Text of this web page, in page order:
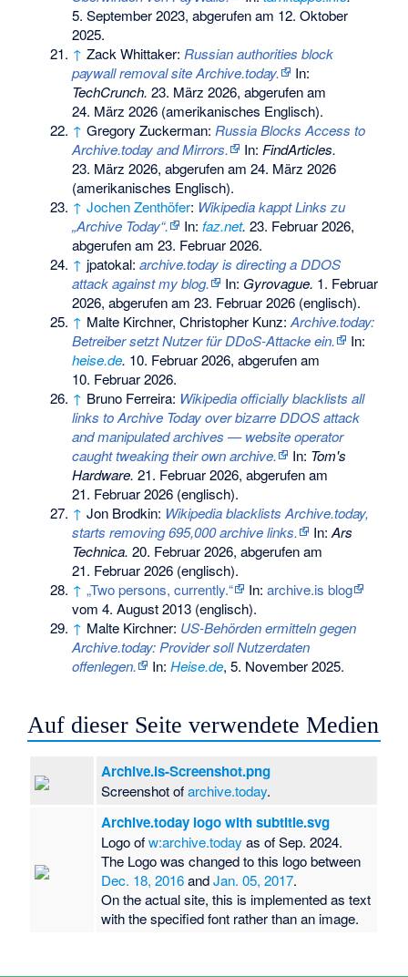
5. September 2023, abgerufen am 12. Oktober
2025.
↑ Zack Whittaker: Russian authorities block
paywall removal site Archive.today.
In:
TechCrunch. 23. März 2026, abgerufen am
24. März 2026 (amerikanisches Englisch).
↑ Gregory Zuckerman: Russia Blocks Access to
Archive.today and Mirrors.
In: FindArticles.
23. März 2026, abgerufen am 24. März 2026
(amerikanisches Englisch).
↑ Jochen Zenthöfer: Wikipedia kappt Links zu
„Archive Today“.
In:faz.net. 23. Februar 2026,
abgerufen am 23. Februar 2026.
↑ jpatokal:archive.today is directing a DDOS
attack against my blog.
In: Gyrovague. 1. Februar
2026, abgerufen am 23. Februar 2026 (englisch).
↑ Malte Kirchner, Christopher Kunz:Archive.today:
Betreiber setzt Nutzer für DDoS-Attacke ein.
In:
heise.de. 10. Februar 2026, abgerufen am
10. Februar 2026.
↑ Bruno Ferreira: Wikipedia officially blacklists all
links to Archive Today over bizarre DDOS attack
and manipulated archives — website operator
caught tweaking their own archive.
In: Tom's
Hardware. 21. Februar 2026, abgerufen am
21. Februar 2026 (englisch).
↑ Jon Brodkin: Wikipedia blacklists Archive.today,
starts removing 695,000 archive links.
In:Ars
Technica. 20. Februar 2026, abgerufen am
21. Februar 2026 (englisch).
↑ „Two persons, currently.“ In:archive.is blog
vom 4. August 2013 (englisch).
↑ Malte Kirchner: US-Behörden ermitteln gegen
Archive.today: Provider soll Nutzerdaten
offenlegen.
In:Heise.de, 5. November 2025.
Auf dieser Seite verwendete Medien
Archive.is-Screenshot.png
Screenshot ofarchive.today.
Archive.today logo with subtitle.svg
Logo ofw:archive.today as of Sep. 2024.
The Logo was changed to this logo between
Dec. 18, 2016andJan. 05, 2017.
On the actual site, this is implemented as text
with the specified font rather than an image.